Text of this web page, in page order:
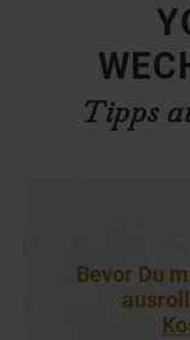
Tipps
Bevor Du